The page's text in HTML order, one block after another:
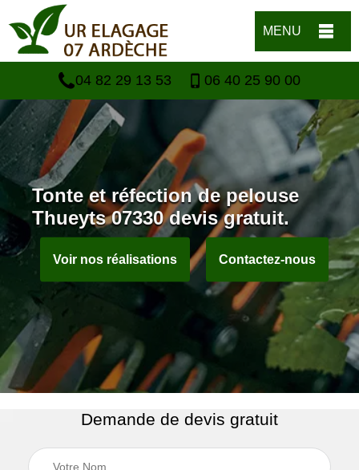
MENU
04 82 29 13 53 06 40 25 90 00
Tonte et réfection de pelouse
Thueyts 07330 devis gratuit.
Voir nos réalisations Contactez-nous
Demande de devis gratuit